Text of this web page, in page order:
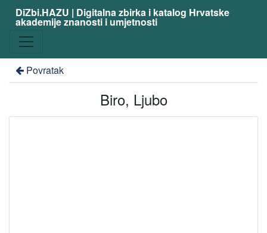
DiZbi.HAZU | Digitalna zbirka i katalog Hrvatske
akademije znanosti i umjetnosti
Povratak
Biro, Ljubo